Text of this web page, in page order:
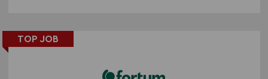
TOP JOB